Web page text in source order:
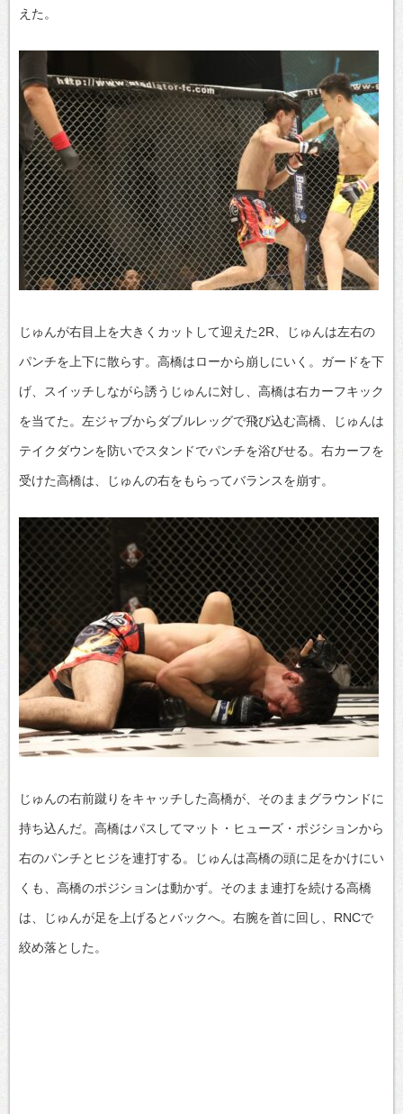
えた。
じゅんが右目上を大きくカットして迎えた2R、じゅんは左右の
パンチを上下に散らす。高橋はローから崩しにいく。ガードを下
げ、スイッチしながら誘うじゅんに対し、高橋は右カーフキック
を当てた。左ジャブからダブルレッグで飛び込む高橋、じゅんは
テイクダウンを防いでスタンドでパンチを浴びせる。右カーフを
受けた高橋は、じゅんの右をもらってバランスを崩す。
じゅんの右前蹴りをキャッチした高橋が、そのままグラウンドに
持ち込んだ。高橋はパスしてマット・ヒューズ・ポジションから
右のパンチとヒジを連打する。じゅんは高橋の頭に足をかけにい
くも、高橋のポジションは動かず。そのまま連打を続ける高橋
は、じゅんが足を上げるとバックへ。右腕を首に回し、RNCで
絞め落とした。